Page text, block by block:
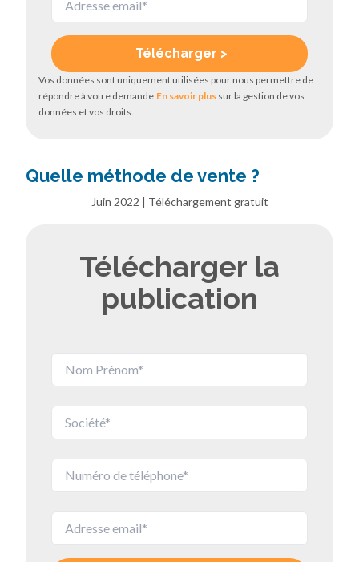
Vos données sont uniquement utilisées pour nous permettre de
répondre à votre demande.En savoir plus sur la gestion de vos
données et vos droits.
Quelle méthode de vente ?
Juin 2022 | Téléchargement gratuit
Télécharger la
publication